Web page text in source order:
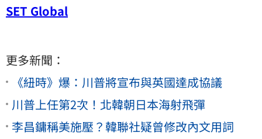
SET Global
更多新聞：
《紐時》爆：川普將宣布與英國達成協議
川普上任第2次！北韓朝日本海射飛彈
李昌鏞稱美施壓？韓聯社疑曾修改內文用詞